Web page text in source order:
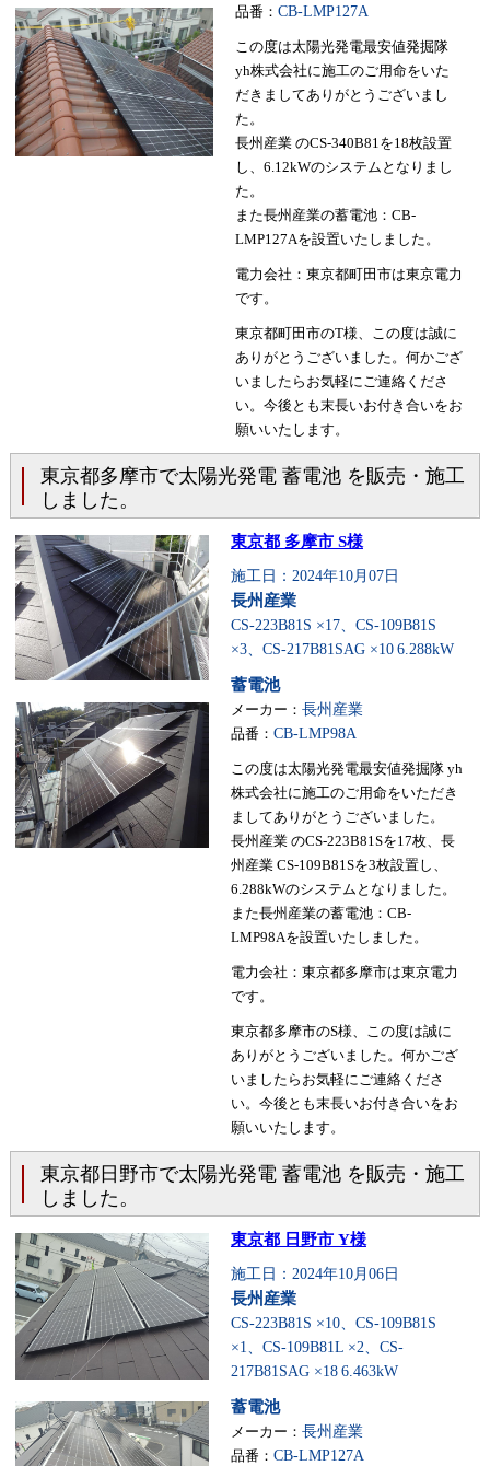
品番： CB-LMP127A
この度は太陽光発電最安値発掘隊
yh株式会社に施工のご用命をいた
だきましてありがとうございまし
た。
長州産業 のCS-340B81を18枚設置
し、6.12kWのシステムとなりまし
た。
また長州産業の蓄電池：CB-
LMP127Aを設置いたしました。
電力会社：東京都町田市は東京電力
です。
東京都町田市のT様、この度は誠に
ありがとうございました。何かござ
いましたらお気軽にご連絡くださ
い。今後とも末長いお付き合いをお
願いいたします。
東京都多摩市で太陽光発電 蓄電池 を販売・施工
しました。
東京都 多摩市 S様
施工日：2024年10月07日
長州産業
CS-223B81S ×17、CS-109B81S
×3、CS-217B81SAG ×10 6.288kW
蓄電池
メーカー： 長州産業
品番： CB-LMP98A
この度は太陽光発電最安値発掘隊 yh
株式会社に施工のご用命をいただき
ましてありがとうございました。
長州産業 のCS-223B81Sを17枚、長
州産業 CS-109B81Sを3枚設置し、
6.288kWのシステムとなりました。
また長州産業の蓄電池：CB-
LMP98Aを設置いたしました。
電力会社：東京都多摩市は東京電力
です。
東京都多摩市のS様、この度は誠に
ありがとうございました。何かござ
いましたらお気軽にご連絡くださ
い。今後とも末長いお付き合いをお
願いいたします。
東京都日野市で太陽光発電 蓄電池 を販売・施工
しました。
東京都 日野市 Y様
施工日：2024年10月06日
長州産業
CS-223B81S ×10、CS-109B81S
×1、CS-109B81L ×2、CS-
217B81SAG ×18 6.463kW
蓄電池
メーカー： 長州産業
品番： CB-LMP127A